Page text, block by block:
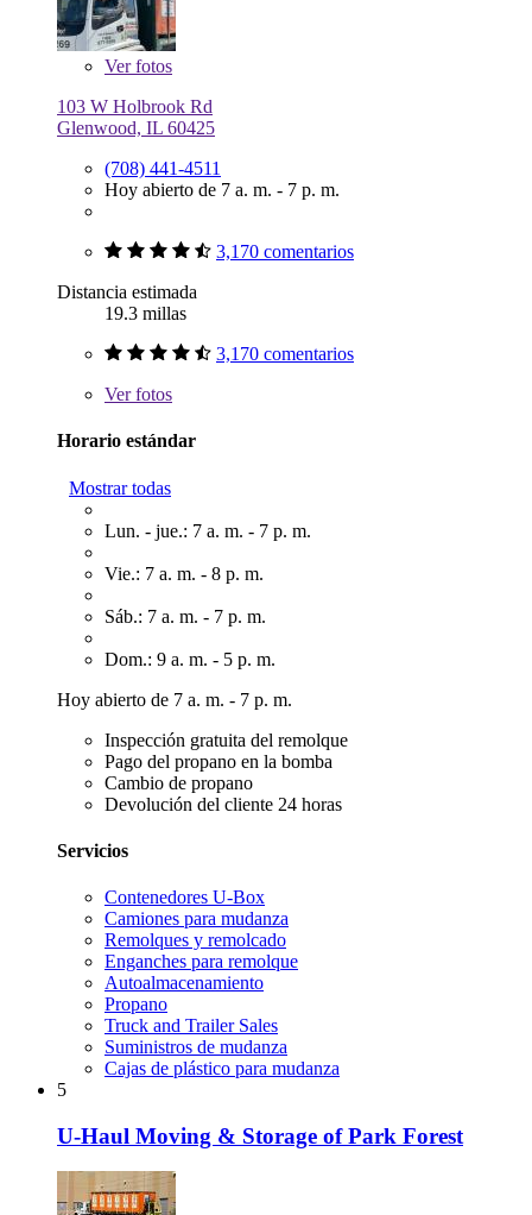
Verfotos
103 W Holbrook Rd
Glenwood, IL 60425
(708) 441-4511
Hoy abierto de 7 a. m. - 7 p. m.
3,170 comentarios
Distancia estimada
19.3 millas
3,170 comentarios
Verfotos
Horario estándar
Mostrar todas
Lun. - jue.: 7 a. m. - 7 p. m.
Vie.: 7 a. m. - 8 p. m.
Sáb.: 7 a. m. - 7 p. m.
Dom.: 9 a. m. - 5 p. m.
Hoy abierto de 7 a. m. - 7 p. m.
Inspección gratuita del remolque
Pago del propano en la bomba
Cambio de propano
Devolución del cliente 24 horas
Servicios
Contenedores U-Box
Camiones para mudanza
Remolques y remolcado
Enganches para remolque
Autoalmacenamiento
Propano
Truck and Trailer Sales
Suministros de mudanza
Cajas de plástico para mudanza
5
U-Haul Moving & Storage of Park Forest